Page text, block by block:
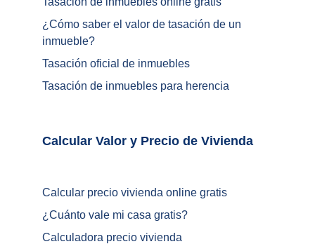
¿ Cómo saber el valor de tasación de un
inmueble?
Tasación oficial de inmuebles
Tasación de inmuebles para herencia
Calcular precio vivienda online gratis
¿ Cuánto vale mi casa gratis?
Calculadora precio vivienda